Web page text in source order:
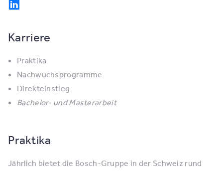
Karriere
Praktika
Nachwuchsprogramme
Direkteinstieg
Bachelor- und Masterarbeit
Praktika
Jährlich bietet die Bosch-Gruppe in der Schweiz rund